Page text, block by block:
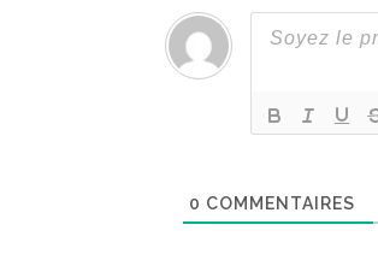
0 COMMENTAIRES